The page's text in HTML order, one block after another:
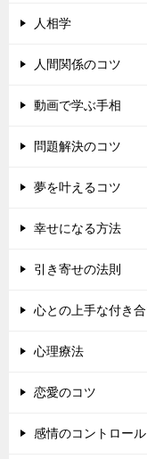
人相学
人間関係のコツ
動画で学ぶ手相
問題解決のコツ
夢を叶えるコツ
幸せになる方法
引き寄せの法則
心との上手な付き
心理療法
恋愛のコツ
感情のコントロール